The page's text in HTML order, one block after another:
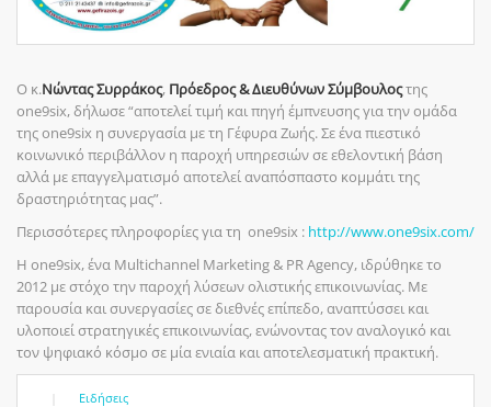
Ο κ.Νώντας Συρράκος, Πρόεδρος & Διευθύνων Σύμβουλοςτης
one9six, δήλωσε “αποτελεί τιμή και πηγή έμπνευσης για την ομάδα
της one9six η συνεργασία με τη Γέφυρα Ζωής. Σε ένα πιεστικό
κοινωνικό περιβάλλον η παροχή υπηρεσιών σε εθελοντική βάση
αλλά με επαγγελματισμό αποτελεί αναπόσπαστο κομμάτι της
δραστηριότητας μας”.
Περισσότερες πληροφορίες για τη one9six : http://www.one9six.com/
Η one9six, ένα Multichannel Marketing & PR Agency, ιδρύθηκε το
2012 με στόχο την παροχή λύσεων ολιστικής επικοινωνίας. Με
παρουσία και συνεργασίες σε διεθνές επίπεδο, αναπτύσσει και
υλοποιεί στρατηγικές επικοινωνίας, ενώνοντας τον αναλογικό και
τον ψηφιακό κόσμο σε μία ενιαία και αποτελεσματική πρακτική.
Ειδήσεις